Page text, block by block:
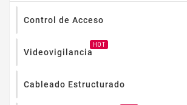
Control de Acceso
Videovigilancia
HOT
Cableado Estructurado